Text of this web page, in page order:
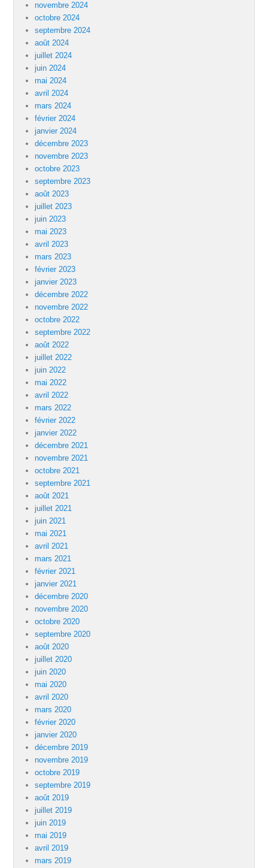
novembre 2024
octobre 2024
septembre 2024
août 2024
juillet 2024
juin 2024
mai 2024
avril 2024
mars 2024
février 2024
janvier 2024
décembre 2023
novembre 2023
octobre 2023
septembre 2023
août 2023
juillet 2023
juin 2023
mai 2023
avril 2023
mars 2023
février 2023
janvier 2023
décembre 2022
novembre 2022
octobre 2022
septembre 2022
août 2022
juillet 2022
juin 2022
mai 2022
avril 2022
mars 2022
février 2022
janvier 2022
décembre 2021
novembre 2021
octobre 2021
septembre 2021
août 2021
juillet 2021
juin 2021
mai 2021
avril 2021
mars 2021
février 2021
janvier 2021
décembre 2020
novembre 2020
octobre 2020
septembre 2020
août 2020
juillet 2020
juin 2020
mai 2020
avril 2020
mars 2020
février 2020
janvier 2020
décembre 2019
novembre 2019
octobre 2019
septembre 2019
août 2019
juillet 2019
juin 2019
mai 2019
avril 2019
mars 2019